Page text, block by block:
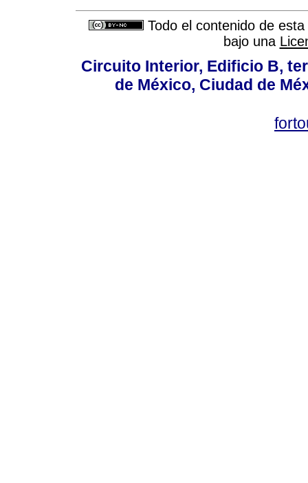
Todo el contenido de
bajo una
Circuito Interior, Edificio B,
de México, Ciudad de